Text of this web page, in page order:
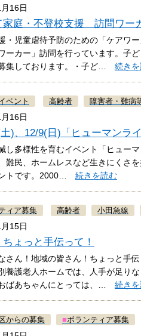
16日
家庭・不登校支援 訪問ワー
・児童虐待予防のための「ケアワ
ーカー」訪問を行っています。子
集しております。・子ど… 続き
ベント 高齢者 障害者・難病
16日
)、12/9(日)「ヒューマンラ
し多様性を育むイベント「ヒュー
難民、ホームレスなど生きにくさ
トです。2000… 続きを読む
ィア募集 高齢者 小田急線
15日
ょっと手伝って！
さん！地域の皆さん！ちょっと手
養護老人ホームでは、人手が足り
ばあちゃんにとっては、… 続き
からの募集 ■ボランティア募集